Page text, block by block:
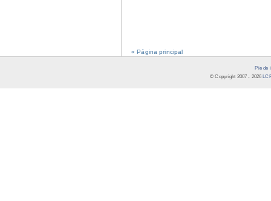
« Página principal
Pie de
© Copyright 2007 - 2026